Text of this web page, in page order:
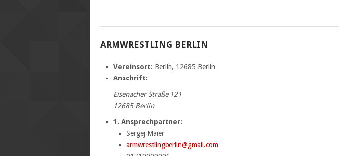
ARMWRESTLING BERLIN
Vereinsort: Berlin, 12685 Berlin
Anschrift:
Eisenacher Straße 121
12685 Berlin
1. Ansprechpartner:
Sergej Maier
armwrestlingberlin@gmail.com